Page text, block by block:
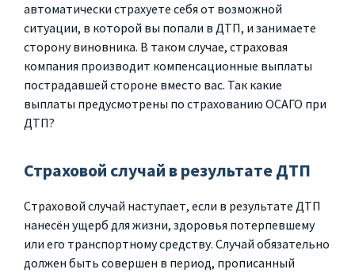
автоматически страхуете себя от возможной
ситуации, в которой вы попали в ДТП, и занимаете
сторону виновника. В таком случае, страховая
компания производит компенсационные выплаты
пострадавшей стороне вместо вас. Так какие
выплаты предусмотрены по страхованию ОСАГО при
ДТП?
Страховой случай в результате ДТП
Страховой случай наступает, если в результате ДТП
нанесён ущерб для жизни, здоровья потерпевшему
или его транспортному средству. Случай обязательно
должен быть совершен в период, прописанный